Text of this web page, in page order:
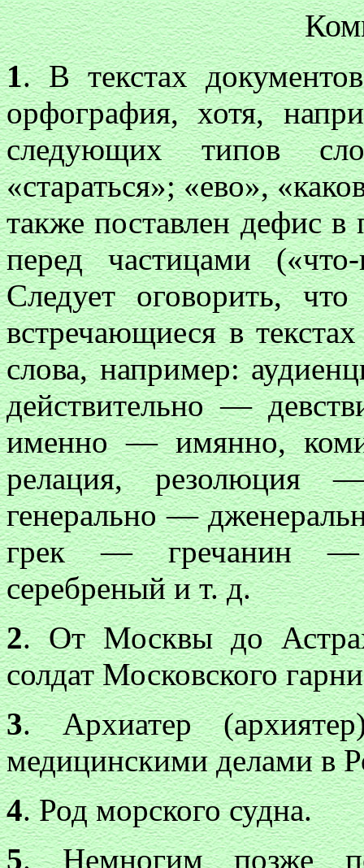
1. В текстах
орфография, хотя,
следующих типов
«стараться»; «ево»,
также поставлен дефис в
перед частицами
Следует оговорить,
встречающиеся в
слова, например:
действительно —
именно — имянно,
релация, резолюция
генерально —
грек — гречанин —
серебреный и т. д.
2. От Москвы до
солдат Московского
3. Архиатер
медицинскими делами в
4. Род морского судна.
5. Немногим позже